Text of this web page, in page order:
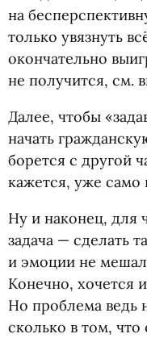
на
только увязнуть
окончательно
не получится, см.
Далее, чтобы «
начать
борется с другой
кажется, уже само
Ну и наконец, для
задача — сделать
и эмоции не
Конечно, хочется
Но проблема ведь
сколько в том,